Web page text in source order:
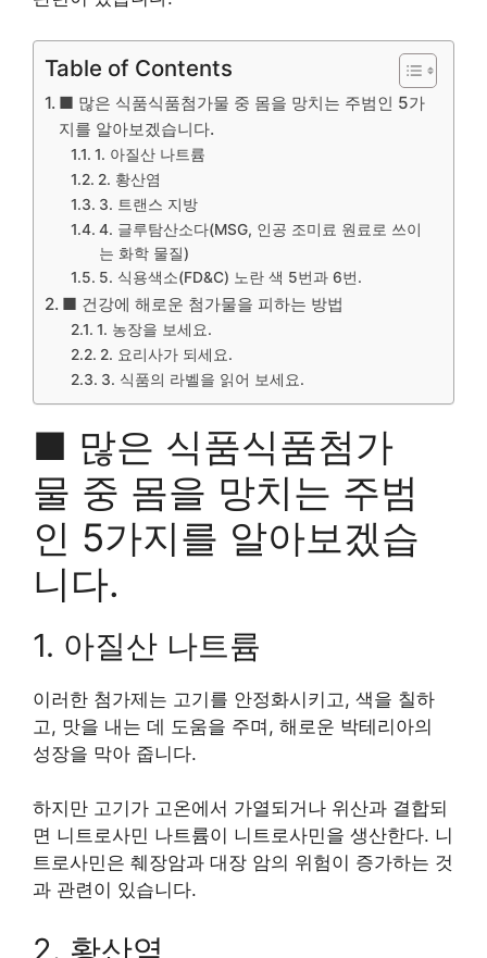
Table of Contents
■ 많은 식품식품첨가물 중 몸을 망치는 주범인 5가
지를 알아보겠습니다.
1. 아질산 나트륨
2. 황산염
3. 트랜스 지방
4. 글루탐산소다(MSG, 인공 조미료 원료로 쓰이
는 화학 물질)
5. 식용색소(FD&C) 노란 색 5번과 6번.
■ 건강에 해로운 첨가물을 피하는 방법
1. 농장을 보세요.
2. 요리사가 되세요.
3. 식품의 라벨을 읽어 보세요.
■ 많은 식품식품첨가
물 중 몸을 망치는 주범
인 5가지를 알아보겠습
니다.
1. 아질산 나트륨
이러한 첨가제는 고기를 안정화시키고, 색을 칠하
고, 맛을 내는 데 도움을 주며, 해로운 박테리아의
성장을 막아 줍니다.
하지만 고기가 고온에서 가열되거나 위산과 결합되
면 니트로사민 나트륨이 니트로사민을 생산한다. 니
트로사민은 췌장암과 대장 암의 위험이 증가하는 것
과 관련이 있습니다.
2. 황산염